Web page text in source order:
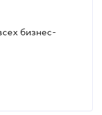
бизнес-